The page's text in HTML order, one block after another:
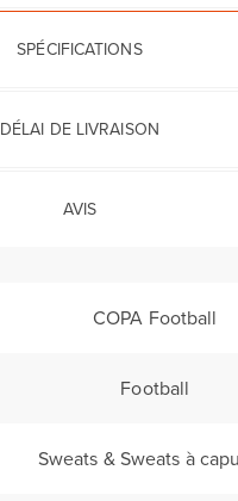
SPÉCIFICATIONS
DÉLAI DE LIVRAISON
AVIS
COPA Football
Football
Sweats & Sweats à